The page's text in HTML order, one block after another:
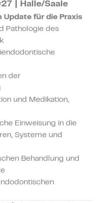
| Halle/Saale
Update für die Praxis
Pathologie des
der
und Medikation,
Einweisung in die
Systeme und
Behandlung und